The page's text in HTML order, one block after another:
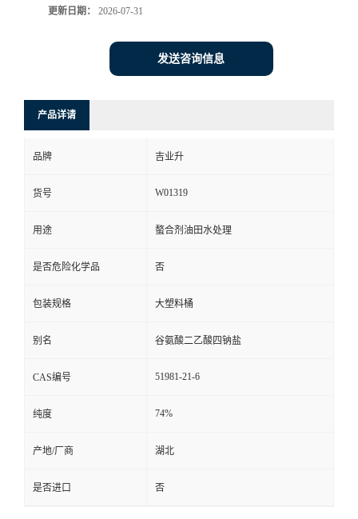
更新日期： 2026-07-31
发送咨询信息
产品详请
品牌 吉业升
货号 W01319
用途 螯合剂油田水处理
是否危险化学品 否
包装规格 大塑料桶
别名 谷氨酸二乙酸四钠盐
CAS编号 51981-21-6
纯度 74%
产地/厂商 湖北
是否进口 否